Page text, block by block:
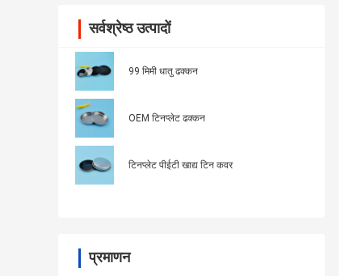
सर्वश्रेष्ठ उत्पादों
99 मिमी धातु ढक्कन
OEM टिनप्लेट ढक्कन
टिनप्लेट पीईटी खाद्य टिन कवर
प्रमाणन